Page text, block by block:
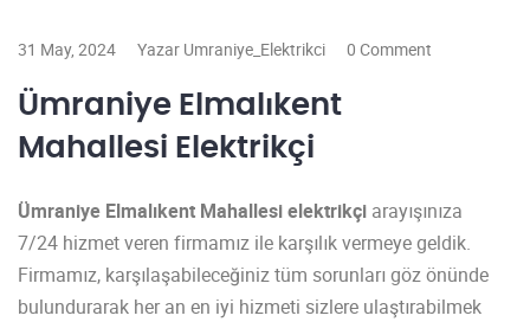
31 May, 2024 Yazar Umraniye_Elektrikci 0 Comment
Ümraniye Elmalıkent
Mahallesi Elektrikçi
Ümraniye Elmalıkent Mahallesi elektrikçi arayışınıza
7/24 hizmet veren firmamız ile karşılık vermeye geldik.
Firmamız, karşılaşabileceğiniz tüm sorunları göz önünde
bulundurarak her an en iyi hizmeti sizlere ulaştırabilmek